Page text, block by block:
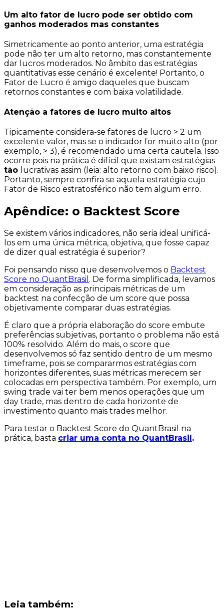
Um alto fator de lucro pode ser obtido com
ganhos moderados mas constantes
Simetricamente ao ponto anterior, uma estratégia
pode não ter um alto retorno, mas constantemente
dar lucros moderados. No âmbito das estratégias
quantitativas esse cenário é excelente! Portanto, o
Fator de Lucro é amigo daqueles que buscam
retornos constantes e com baixa volatilidade.
Atenção a fatores de lucro muito altos
Tipicamente considera-se fatores de lucro > 2 um
excelente valor, mas se o indicador for muito alto (por
exemplo, > 3), é recomendado uma certa cautela. Isso
ocorre pois na prática é difícil que existam estratégias
tão lucrativas assim (leia: alto retorno com baixo risco).
Portanto, sempre confira se aquela estratégia cujo
Fator de Risco estratosférico não tem algum erro.
Apêndice: o Backtest Score
Se existem vários indicadores, não seria ideal unificá-
los em uma única métrica, objetiva, que fosse capaz
de dizer qual estratégia é superior?
Foi pensando nisso que desenvolvemos o Backtest
Score no QuantBrasil . De forma simplificada, levamos
em consideração as principais métricas de um
backtest na confecção de um score que possa
objetivamente comparar duas estratégias.
É claro que a própria elaboração do score embute
preferências subjetivas, portanto o problema não está
100% resolvido. Além do mais, o score que
desenvolvemos só faz sentido dentro de um mesmo
timeframe, pois se compararmos estratégias com
horizontes diferentes, suas métricas merecem ser
colocadas em perspectiva também. Por exemplo, um
swing trade vai ter bem menos operações que um
day trade, mas dentro de cada horizonte de
investimento quanto mais trades melhor.
Para testar o Backtest Score do QuantBrasil na
prática, basta criar uma conta no QuantBrasil .
Leia também: